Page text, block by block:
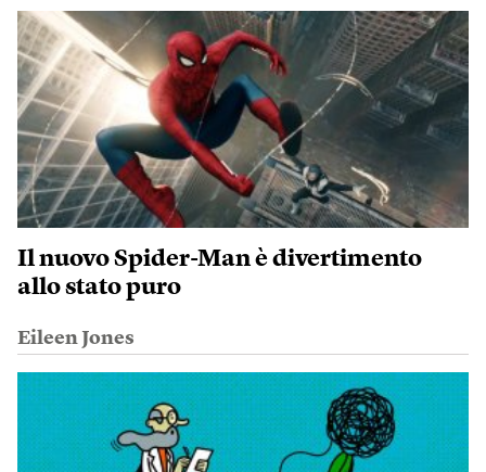
Il nuovo Spider-Man è divertimento
allo stato puro
Eileen Jones